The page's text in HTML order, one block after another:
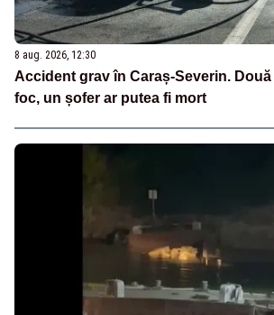
8 aug. 2026, 12:30
Accident grav în Caraș-Severin.
foc, un șofer ar putea fi mort